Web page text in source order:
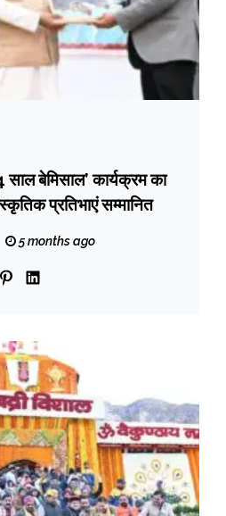
बेमिसाल’ कार्यक्रम का
प्रतिभाएं सम्मानित
5 months ago